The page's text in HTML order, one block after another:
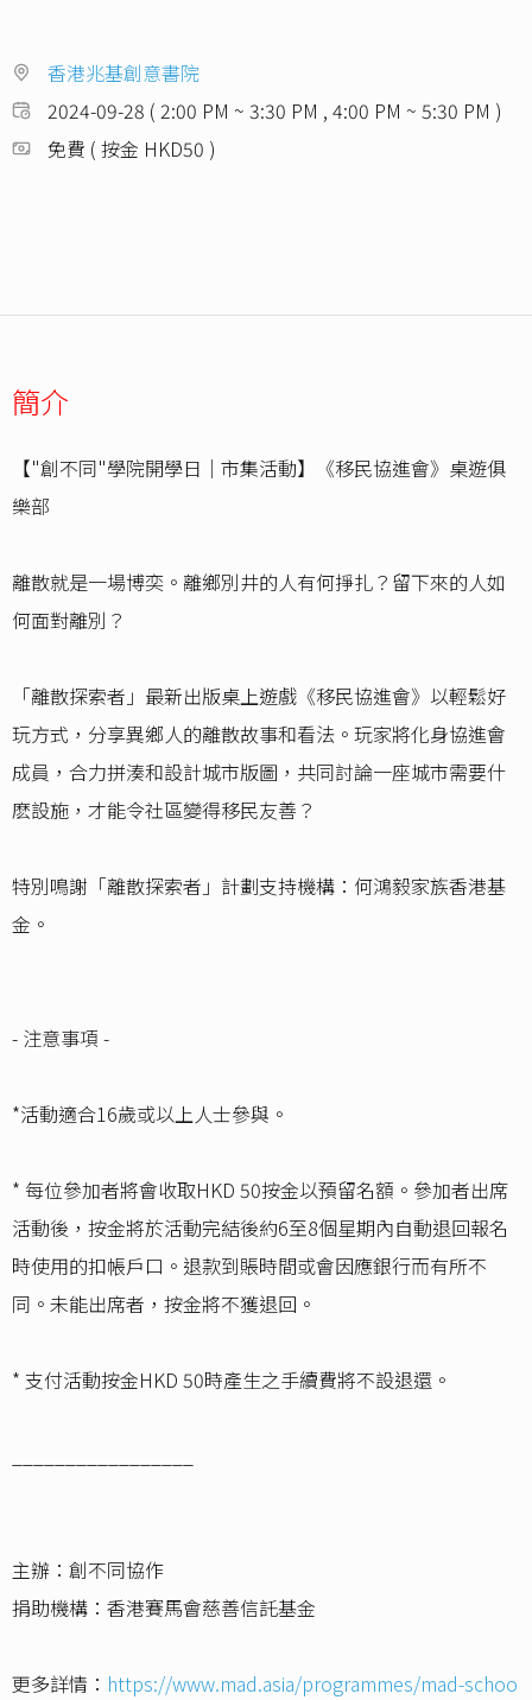
香港兆基創意書院
2024-09-28 ( 2:00 PM ~ 3:30 PM , 4:00 PM ~ 5:30 PM )
免費 ( 按金 HKD50 )
簡介
【"創不同"學院開學日｜市集活動】《移民協進會》桌遊俱
樂部
離散就是一場博奕。離鄉別井的人有何掙扎？留下來的人如
何面對離別？
「離散探索者」最新出版桌上遊戲《移民協進會》以輕鬆好
玩方式，分享異鄉人的離散故事和看法。玩家將化身協進會
成員，合力拼湊和設計城市版圖，共同討論一座城市需要什
麽設施，才能令社區變得移民友善？
特別鳴謝「離散探索者」計劃支持機構：何鴻毅家族香港基
金。
- 注意事項 -
*活動適合16歲或以上人士參與。
* 每位參加者將會收取HKD 50按金以預留名額。參加者出席
活動後，按金將於活動完結後約6至8個星期內自動退回報名
時使用的扣帳戶口。退款到賬時間或會因應銀行而有所不
同。未能出席者，按金將不獲退回。
* 支付活動按金HKD 50時產生之手續費將不設退還。
主辦：創不同協作
捐助機構：香港賽馬會慈善信託基金
更多詳情： https://www.mad.asia/programmes/mad-schoo